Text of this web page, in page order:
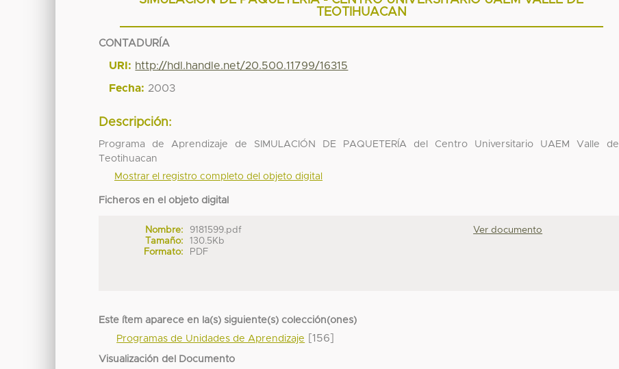
TEOTIHUACAN
CONTADURÍA
URI: http://hdl.handle.net/20.500.11799/16315
Fecha: 2003
Descripción:
Programa de Aprendizaje de SIMULACIÓN DE PAQUETERÍA del Centro Universitario UAEM Valle de
Teotihuacan
Mostrar el registro completo del objeto digital
Ficheros en el objeto digital
Nombre:
9181599.pdf
Tamaño:
130.5Kb
Formato:
PDF
Ver documento
Este ítem aparece en la(s) siguiente(s) colección(ones)
Programas de Unidades de Aprendizaje
[156]
Visualización del Documento